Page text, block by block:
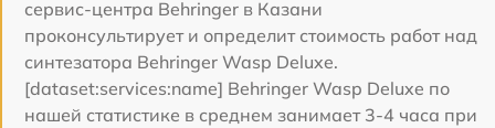
сервис-центра Behringer в Казани
проконсультирует и определит стоимость работ над
синтезатора Behringer Wasp Deluxe.
[dataset:services:name] Behringer Wasp Deluxe по
нашей статистике в среднем занимает 3-4 часа при